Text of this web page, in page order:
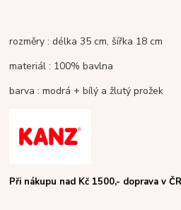
rozměry : délka 35 cm, šířka 18 cm
materiál : 100% bavlna
barva : modrá + bílý a žlutý prožek
Při nákupu nad Kč 1500,- doprava v